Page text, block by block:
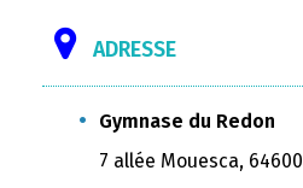
ADRESSE
Gymnase du Redon
7 allée Mouesca, 64600